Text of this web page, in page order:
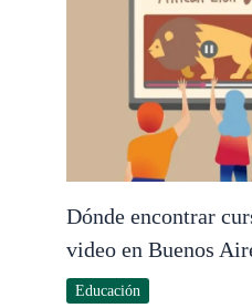
Dónde encontrar
video en Buenos
Educación